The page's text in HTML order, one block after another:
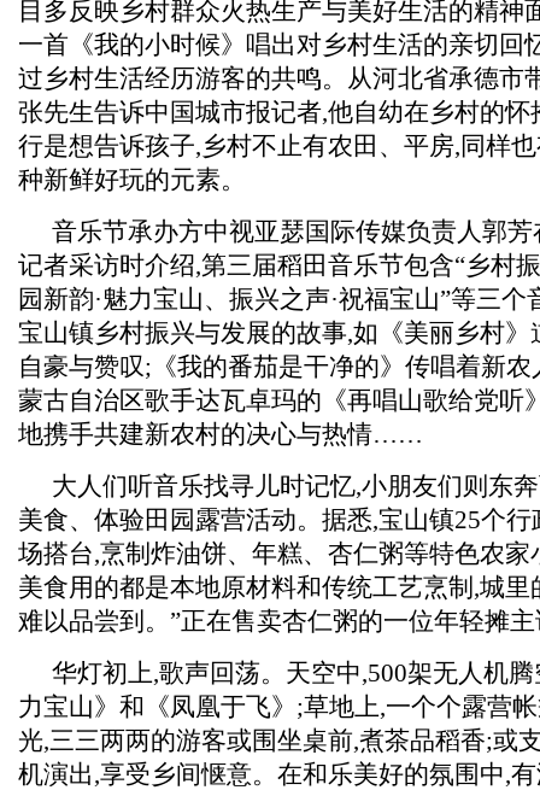
目多反映乡村群众火热生产与美好生活的精神
一首《我的小时候》唱出对乡村生活的亲切回
过乡村生活经历游客的共鸣。从河北省承德市
张先生告诉中国城市报记者,他自幼在乡村的
行是想告诉孩子,乡村不止有农田、平房,同样
种新鲜好玩的元素。
音乐节承办方中视亚瑟国际传媒负责人郭
记者采访时介绍,第三届稻田音乐节包含“乡村
园新韵·魅力宝山、振兴之声·祝福宝山”等三
宝山镇乡村振兴与发展的故事,如《美丽乡村
自豪与赞叹;《我的番茄是干净的》传唱着新
蒙古自治区歌手达瓦卓玛的《再唱山歌给党听
地携手共建新农村的决心与热情……
大人们听音乐找寻儿时记忆,小朋友们则东
美食、体验田园露营活动。据悉,宝山镇25个
场搭台,烹制炸油饼、年糕、杏仁粥等特色农家
美食用的都是本地原材料和传统工艺烹制,城
难以品尝到。”正在售卖杏仁粥的一位年轻摊
华灯初上,歌声回荡。天空中,500架无人机
力宝山》和《凤凰于飞》;草地上,一个个露营
光,三三两两的游客或围坐桌前,煮茶品稻香;或
机演出,享受乡间惬意。在和乐美好的氛围中,